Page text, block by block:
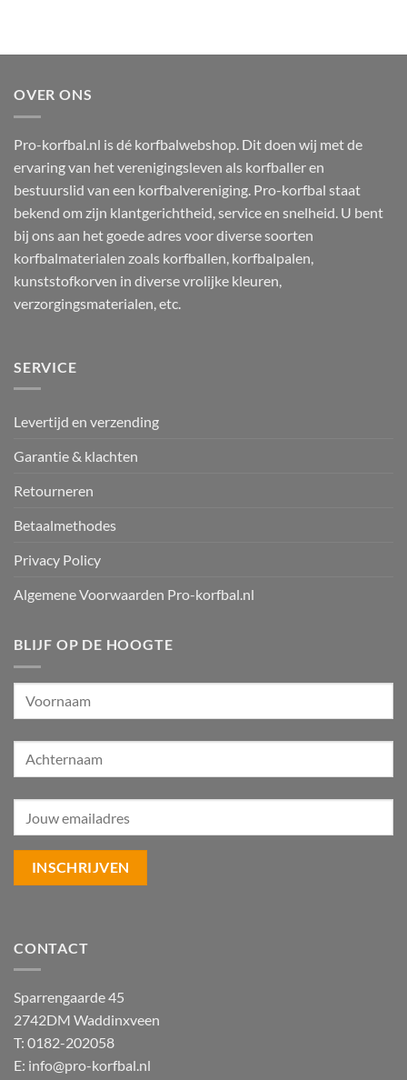
OVER ONS
Pro-korfbal.nl is dé korfbalwebshop. Dit doen wij met de
ervaring van het verenigingsleven als korfballer en
bestuurslid van een korfbalvereniging. Pro-korfbal staat
bekend om zijn klantgerichtheid, service en snelheid. U bent
bij ons aan het goede adres voor diverse soorten
korfbalmaterialen zoals korfballen, korfbalpalen,
kunststofkorven in diverse vrolijke kleuren,
verzorgingsmaterialen, etc.
SERVICE
Levertijd en verzending
Garantie & klachten
Retourneren
Betaalmethodes
Privacy Policy
Algemene Voorwaarden Pro-korfbal.nl
BLIJF OP DE HOOGTE
CONTACT
Sparrengaarde 45
2742DM Waddinxveen
T: 0182-202058
E: info@pro-korfbal.nl